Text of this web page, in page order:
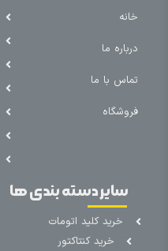
خانه
درباره ما
تماس با ما
فروشگاه
سایر دسته بندی ها
خرید کلید اتومات
خرید کنتاکتور